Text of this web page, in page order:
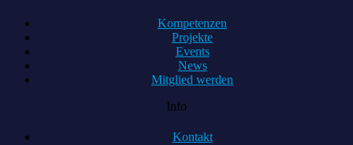
Kompetenzen
Projekte
Events
News
Mitglied werden
Info
Kontakt